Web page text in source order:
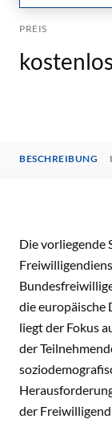
PREIS
kostenlos
BESCHREIBUNG
Die vorliegende
die europäische
liegt der Fokus
der
der